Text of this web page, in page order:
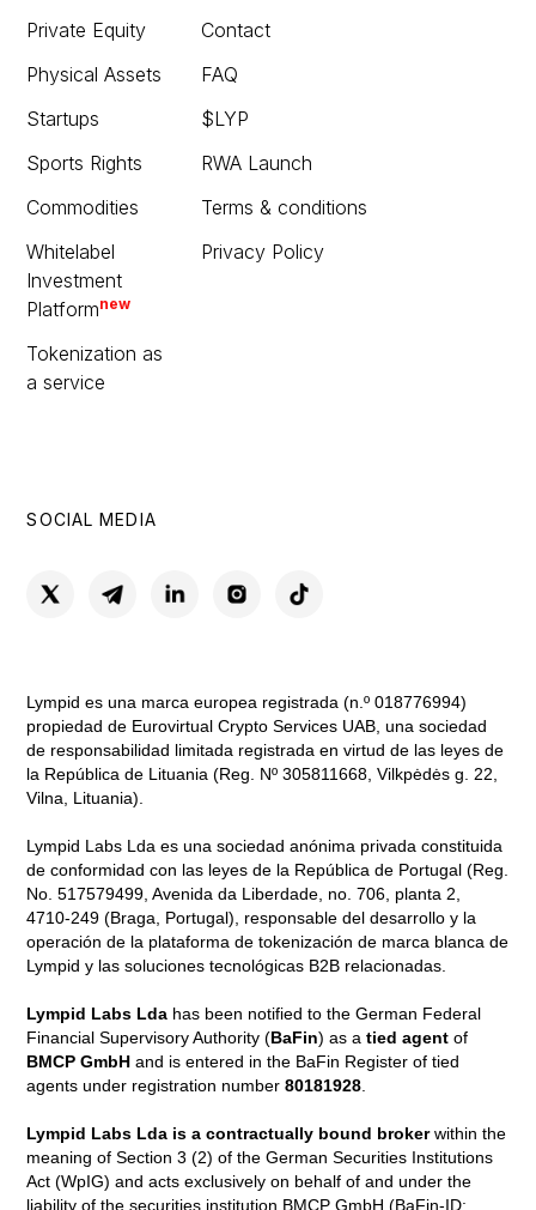
Private Equity
Physical Assets
Startups
Sports Rights
Commodities
Whitelabel
Investment
Platformnew
Tokenization as
a service
Contact
FAQ
$LYP
RWA Launch
Terms & conditions
Privacy Policy
SOCIAL MEDIA
Lympid es una marca europea registrada (n.º 018776994)
propiedad de Eurovirtual Crypto Services UAB, una sociedad
de responsabilidad limitada registrada en virtud de las leyes de
la República de Lituania (Reg. Nº 305811668, Vilkpėdės g. 22,
Vilna, Lituania).
Lympid Labs Lda es una sociedad anónima privada constituida
de conformidad con las leyes de la República de Portugal (Reg.
No. 517579499, Avenida da Liberdade, no. 706, planta 2,
4710-249 (Braga, Portugal), responsable del desarrollo y la
operación de la plataforma de tokenización de marca blanca de
Lympid y las soluciones tecnológicas B2B relacionadas.
Lympid Labs Lda has been notified to the German Federal
Financial Supervisory Authority (BaFin) as atied agent of
BMCP GmbH and is entered in the BaFin Register of tied
agents under registration number80181928.
Lympid Labs Lda is a contractually bound brokerwithin the
meaning of Section 3 (2) of the German Securities Institutions
Act (WpIG) and acts exclusively on behalf of and under the
liability of the securities institution BMCP GmbH (BaFin-ID: